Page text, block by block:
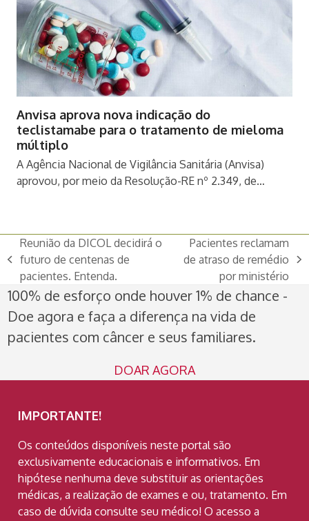
Anvisa aprova nova indicação do
teclistamabe para o tratamento de mieloma
múltiplo
A Agência Nacional de Vigilância Sanitária (Anvisa)
aprovou, por meio da Resolução-RE nº 2.349, de…
previous
post:
Reunião da DICOL decidirá o
futuro de centenas de
pacientes. Entenda.
next
Pacientes reclamam
de atraso de remédio
por ministério
100% de esforço onde houver 1% de chance -
Doe agora e faça a diferença na vida de
pacientes com câncer e seus familiares.
DOAR AGORA
IMPORTANTE!
Os conteúdos disponíveis neste portal são
exclusivamente educacionais e informativos. Em
hipótese nenhuma deve substituir as orientações
médicas, a realização de exames e ou, tratamento. Em
caso de dúvida consulte seu médico! O acesso a